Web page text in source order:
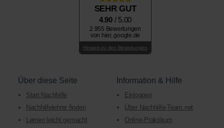
SEHR GUT
4.90 / 5.00
2.955 Bewertungen
von hier, google.de
Hinweis zu den Bewertungen
Über diese Seite
Start Nachhilfe
Nachhilfelehrer finden
Lernen leicht gemacht
Information & Hilfe
Einloggen
Über Nachhilfe-Team.net
Online-Praktikum